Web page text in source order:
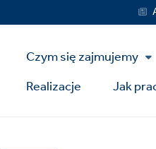
Menu
Main
Menu
Czym się zajmujemy
Realizacje
Jak